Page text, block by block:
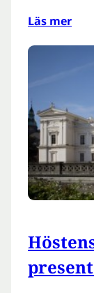
Läs mer